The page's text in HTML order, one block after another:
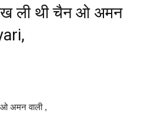
ली थी चैन ओ अमन
अमन वाली ,